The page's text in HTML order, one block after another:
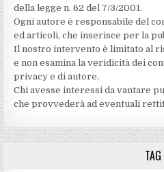
della legge n. 62 del 7/3/2001.
Ogni autore è responsabile del
ed articoli, che inserisce per la
Il nostro intervento è limitato al
e non esamina la veridicità dei
privacy e di autore.
Chi avesse interessi da vantare
che provvederà ad eventuali
TAG